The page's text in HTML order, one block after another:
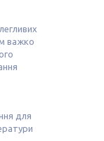
важко
для